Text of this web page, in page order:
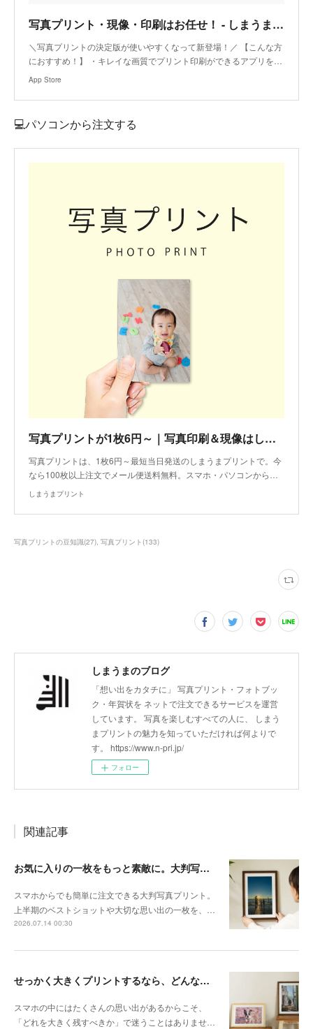
‎写真プリント・現像・印刷はお任せ！ - しまうまプリント
‎＼写真プリントの決定版が使いやすくなって新登場！／ 【こんな方
におすすめ！】 ・キレイな画質でプリント印刷ができるアプリを…
App Store
💻パソコンから注文する
写真プリントが1枚6円～｜写真印刷＆現像はしまうまプリント
写真プリントは、1枚6円～最短当日発送のしまうまプリントで。今
なら100枚以上注文でメール便送料無料。スマホ・パソコンから…
しまうまプリント
写真プリントの豆知識(27) 写真プリント (133)
しまうまのブログ
「想い出をカタチに」 写真プリント・フォトブッ
ク・年賀状を ネットで注文できるサービスを運営
しています。 写真を楽しむすべての人に、 しまう
まプリントの魅力を知っていただければ何よりで
す。 https://www.n-pri.jp/
フォロー
関連記事
お気に入りの一枚をもっと素敵に。大判写真プリントの飾り方
スマホからでも簡単に注文できる大判写真プリント。
上半期のベストショットや大切な思い出の一枚を、…
2026.07.14 00:30
せっかく大きくプリントするなら、どんな写真が向いている？
スマホの中にはたくさんの思い出があるからこそ、
「どれを大きく残すべきか」で迷うことはありませ…